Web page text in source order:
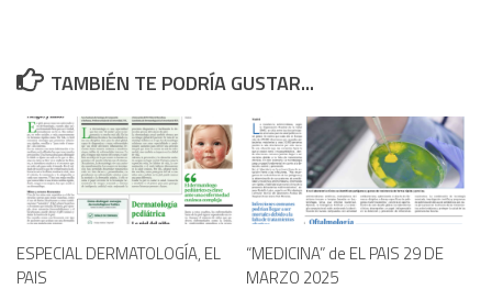
TAMBIÉN TE PODRÍA GUSTAR...
ESPECIAL DERMATOLOGÍA, EL
PAIS
“MEDICINA” de EL PAIS 29 DE
MARZO 2025